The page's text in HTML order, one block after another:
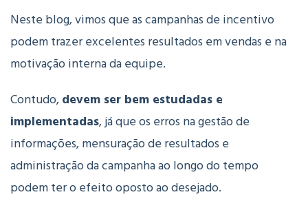
Neste blog, vimos que as campanhas de incentivo
podem trazer excelentes resultados em vendas e na
motivação interna da equipe.
Contudo,devem ser bem estudadas e
implementadas, já que os erros na gestão de
informações, mensuração de resultados e
administração da campanha ao longo do tempo
podem ter o efeito oposto ao desejado.